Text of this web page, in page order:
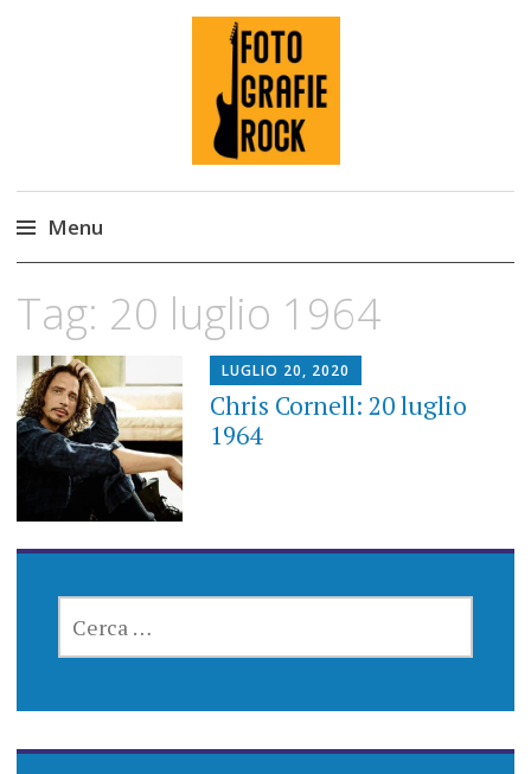
Fotografie ROCK
Menu
content
Tag: 20 luglio 1964
LUGLIO 20, 2020
Chris Cornell: 20 luglio
1964
PER: